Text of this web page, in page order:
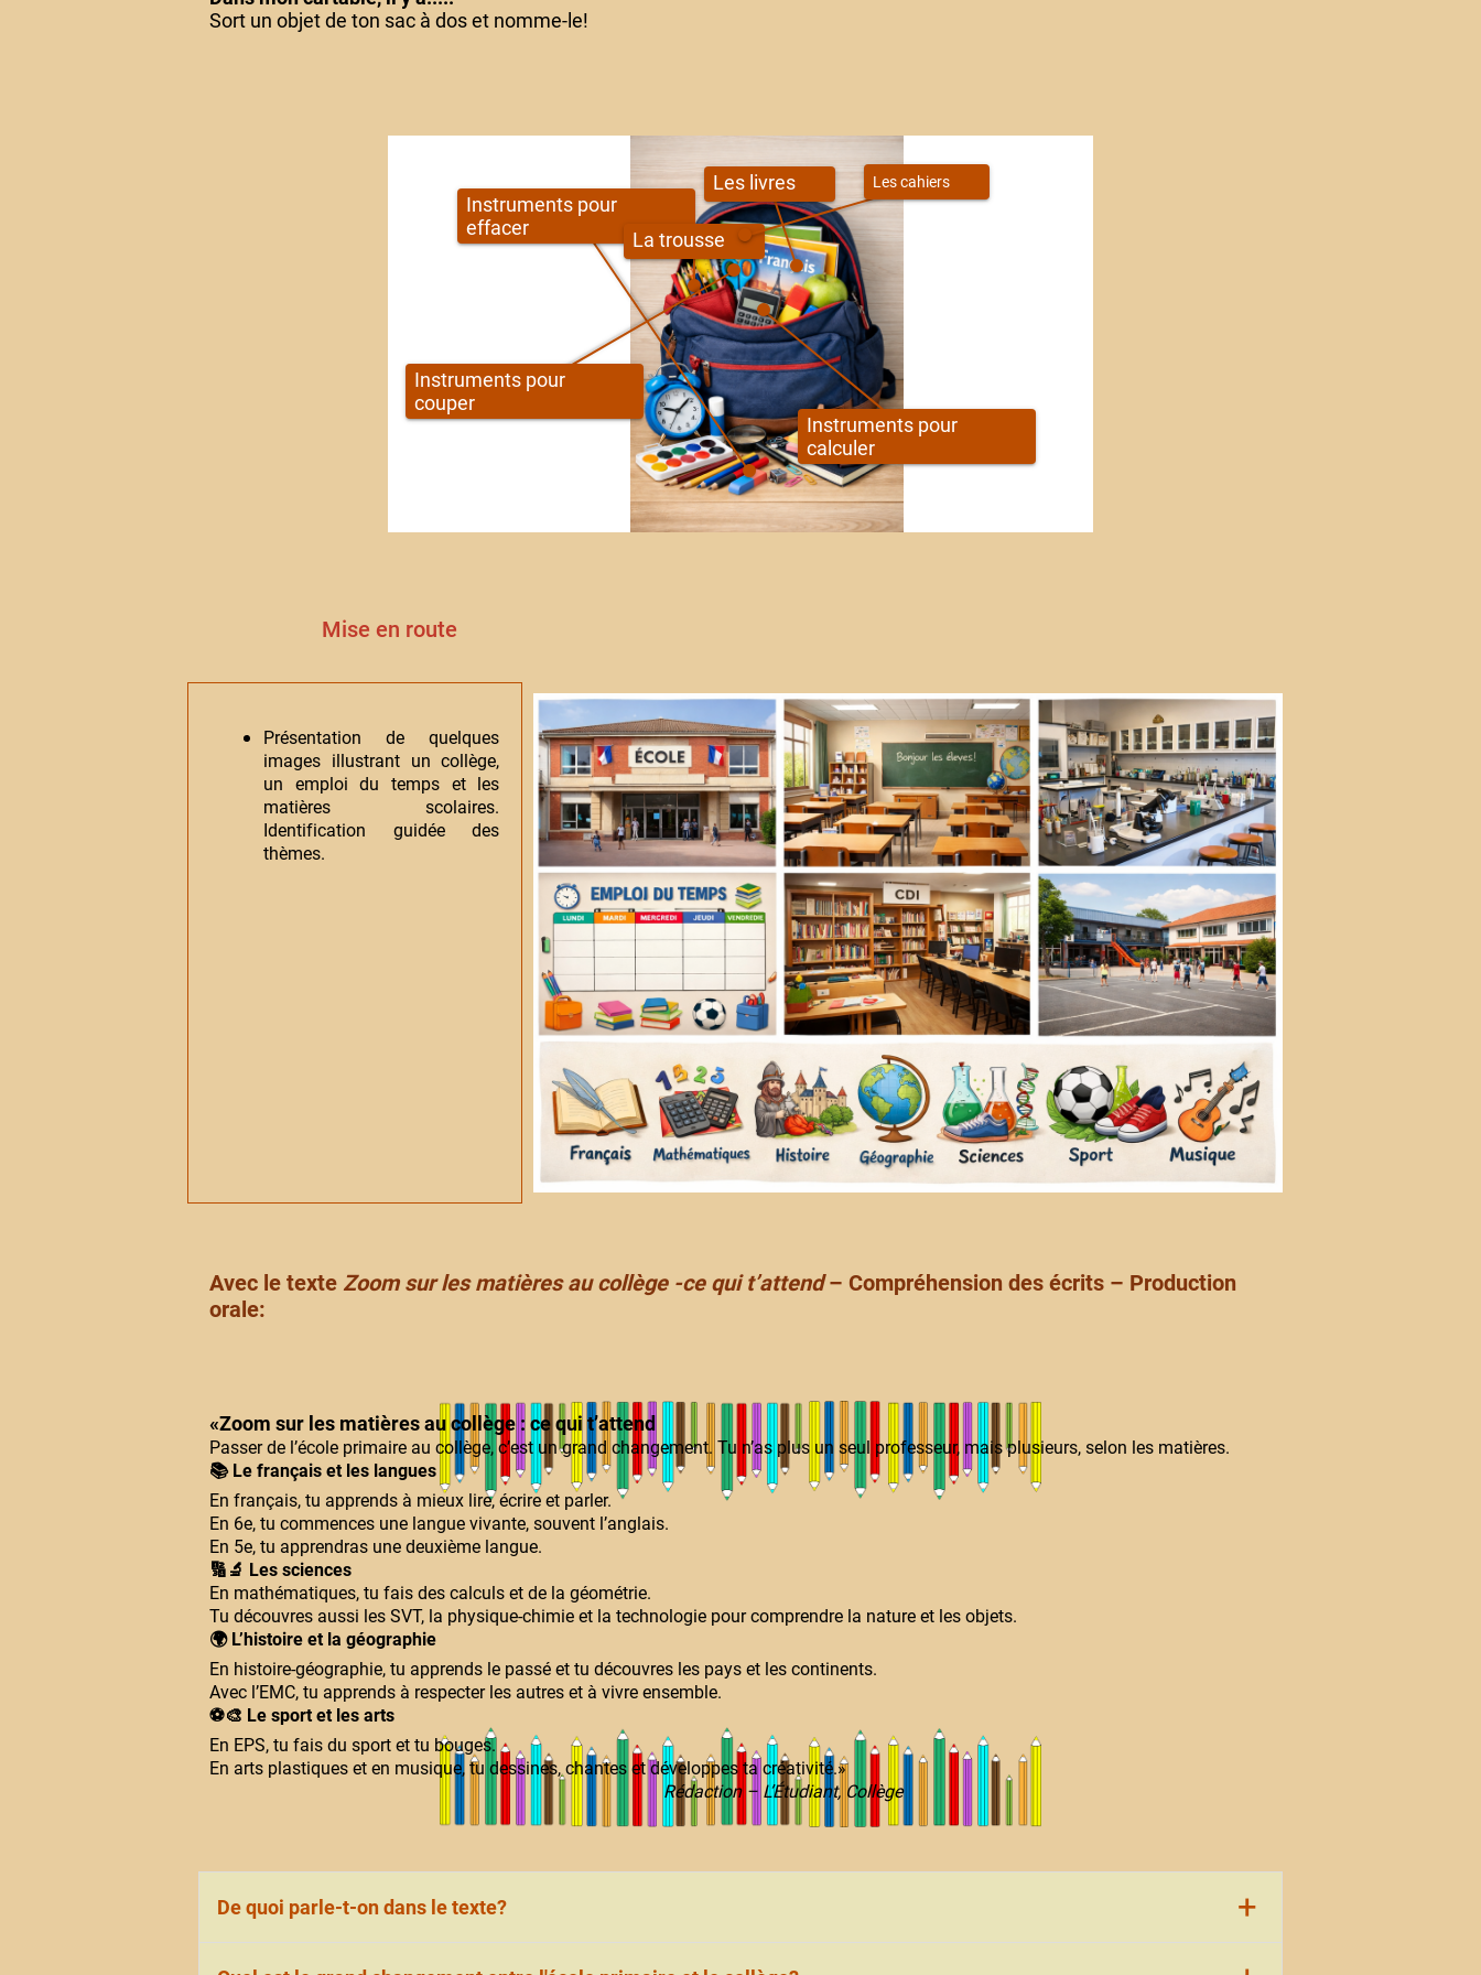
Sort un objet de ton sac à dos et nomme-le!
Instruments pour
effacer
La trousse
Les livres
Instruments pour
calculer
Les cahiers
Instruments pour
couper
Mise en route
Présentation de quelques
images illustrant un collège,
un emploi du temps et les
matières scolaires.
Identification guidée des
thèmes.
Avec le texte Zoom sur les matières au collège -ce qui t’attend– Compréhension des écrits – Production
orale:
«Zoom sur les matières au collège : ce qui t’attend
Passer de l’école primaire au collège, c’est un grand changement. Tu n’as plus un seul professeur, mais plusieurs, selon les matières.
📚Le français et les langues
En français, tu apprends à mieux lire, écrire et parler.
En 6e, tu commences une langue vivante, souvent l’anglais.
En 5e, tu apprendras une deuxième langue.
🔢🔬 Les sciences
En mathématiques, tu fais des calculs et de la géométrie.
Tu découvres aussi les SVT, la physique-chimie et la technologie pour comprendre la nature et les objets.
🌍L’histoire et la géographie
En histoire-géographie, tu apprends le passé et tu découvres les pays et les continents.
Avec l’EMC, tu apprends à respecter les autres et à vivre ensemble.
⚽🎨 Le sport et les arts
En EPS, tu fais du sport et tu bouges.
En arts plastiques et en musique, tu dessines, chantes et développes ta créativité.»
Rédaction – L’Étudiant, Collège
De quoi parle-t-on dans le texte? +
Dans le texte, l'on parle des matières scolaires au collège.